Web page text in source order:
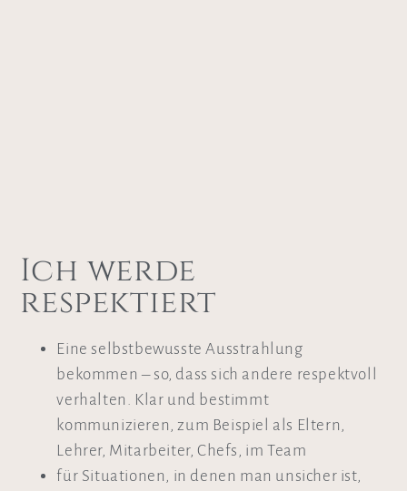
Ich werde
respektiert
Eine selbstbewusste Ausstrahlung
bekommen – so, dass sich andere respektvoll
verhalten. Klar und bestimmt
kommunizieren, zum Beispiel als Eltern,
Lehrer, Mitarbeiter, Chefs, im Team
für Situationen, in denen man unsicher ist,